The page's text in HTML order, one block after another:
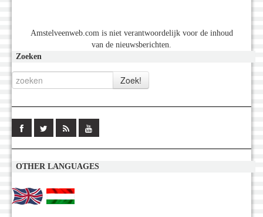
Amstelveenweb.com is niet verantwoordelijk voor de inhoud
van de nieuwsberichten.
Zoeken
OTHER LANGUAGES